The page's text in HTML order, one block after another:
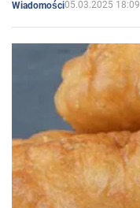
Wiadomości05.03.2025 18:09